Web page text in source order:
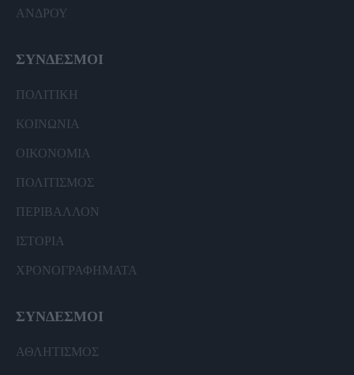
ΑΝΔΡΟΥ
ΣΥΝΔΕΣΜΟΙ
ΠΟΛΙΤΙΚΗ
ΚΟΙΝΩΝΙΑ
ΟΙΚΟΝΟΜΙΑ
ΠΟΛΙΤΙΣΜΟΣ
ΠΕΡΙΒΑΛΛΟΝ
ΙΣΤΟΡΙΑ
ΧΡΟΝΟΓΡΑΦΗΜΑΤΑ
ΣΥΝΔΕΣΜΟΙ
ΑΘΛΗΤΙΣΜΟΣ